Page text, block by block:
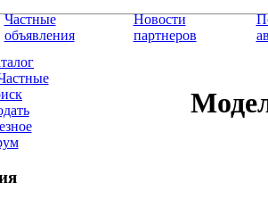
Частные
объявления
Новости
партнеров